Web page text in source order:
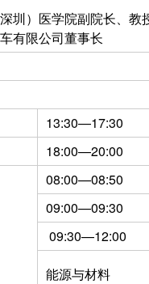
圳）医学院副院长、教
有限公司董事长
13:30—17:30
18:00—20:00
08:00—08:50
09:00—09:30
能源与材料